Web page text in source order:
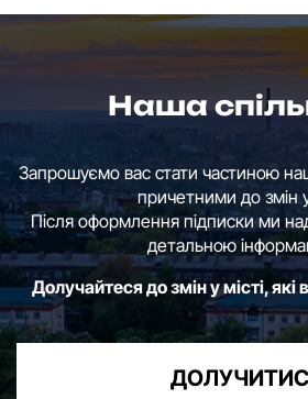
Наша
Запрошуємо вас стати частиною
причетними до змін у
Після оформлення підписки ми
детальною
Долучайтеся до змін у місті,